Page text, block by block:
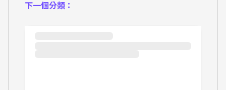
下一個分類：